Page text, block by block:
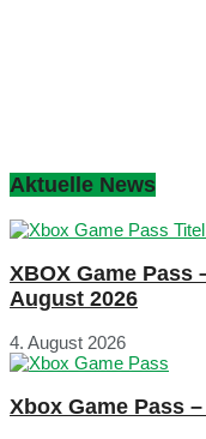
Aktuelle News
XBOX Game Pass
August 2026
4. August 2026
Xbox Game Pass